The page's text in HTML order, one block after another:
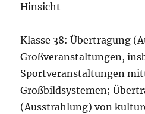
Hinsicht
Klasse 38: Übertragung
Großveranstaltungen,
Sportveranstaltungen
Großbildsystemen;
(Ausstrahlung) von